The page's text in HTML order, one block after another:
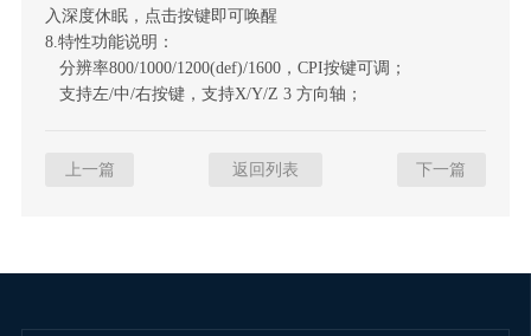
入深度休眠，点击按键即可唤醒
8.特性功能说明：
分辨率800/1000/1200(def)/1600，CPI按键可调；
支持左/中/右按键，支持X/Y/Z 3 方向轴；
上一篇 返回列表 下一篇